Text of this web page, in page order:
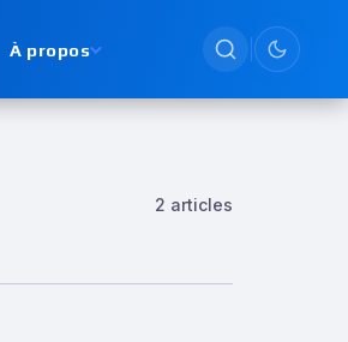
À propos Passer
2 articles